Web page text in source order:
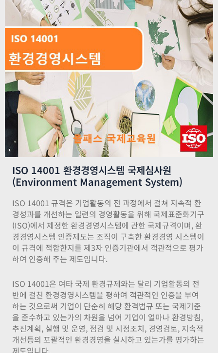
ISO 14001 환경경영시스템 국제심사원
(Environment Management System)
ISO 14001 규격은 기업활동의 전 과정에서 걸쳐 지속적 환
경성과를 개선하는 일련의 경영활동을 위해 국제표준화기구
(ISO)에서 제정한 환경경영시스템에 관한 국제규격이며, 환
경경영시스템 인증제도는 조직이 구축한 환경경영 시스템이
이 규격에 적합한지를 제3자 인증기관에서 객관적으로 평가
하여 인증해 주는 제도입니다.
ISO 14001은 여타 국제 환경규제와는 달리 기업활동의 전
반에 걸친 환경경영시스템을 평하여 객관적인 인증을 부여
하는 것으로써 기업이 단순히 해당 환격법규 또는 국제기준
을 준수하고 있는가의 차원을 넘어 기업이 얼마나 환경방침,
추진계획, 실행 및 운영, 점검 및 시정조치, 경영검토, 지속적
개선등의 포괄적인 환경경영을 실시하고 있는가를 평가하는
제도입니다.